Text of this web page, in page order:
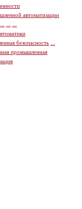
автоматизации
безопасность
промышленная